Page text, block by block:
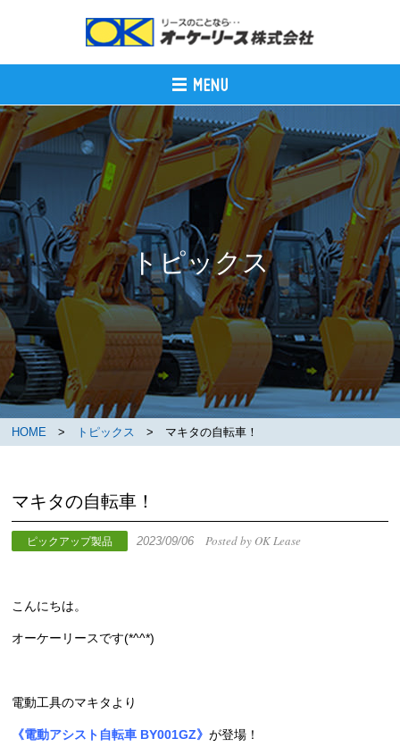
トピックス
HOME > トピックス > マキタの自転車！
マキタの自転車！
ピックアップ製品 2023/09/06Posted by OK Lease
こんにちは。
オーケーリースです(*^^*)
電動工具のマキタより
《電動アシスト自転車 BY001GZ》が登場！